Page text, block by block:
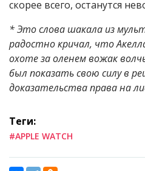
скорее всего, останутся
*Это слова шакала из
радостно кричал, что
охоте за оленем вожак
был показать свою силу в
доказательства права на
Теги:
#APPLE WATCH